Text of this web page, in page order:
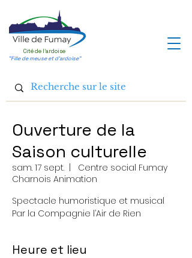
Cité de l'ardoise
"Fille de meuse et d'ardoise"
Ouverture de la
Saison culturelle
sam. 17 sept.
Centre social Fumay
Charnois Animation
Spectacle humoristique et musical
Par la Compagnie l’Air de Rien
Heure et lieu